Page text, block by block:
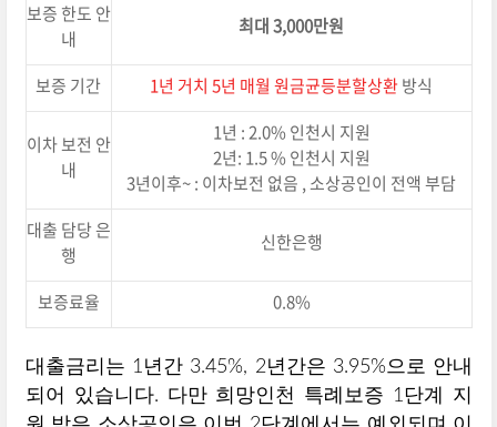
보증 한도 안
내
최대 3,000만원
보증 기간 1년 거치 5년 매월 원금균등분할상환방식
이차 보전 안
내
1년 : 2.0% 인천시 지원
2년: 1.5 % 인천시 지원
3년이후~ : 이차보전 없음 , 소상공인이 전액 부담
대출 담당 은
행
신한은행
보증료율 0.8%
대출금리는 1년간 3.45%, 2년간은 3.95%으로 안내
되어 있습니다. 다만 희망인천 특례보증 1단계 지